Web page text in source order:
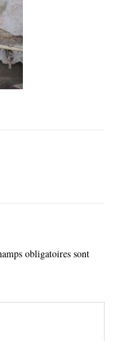
obligatoires sont